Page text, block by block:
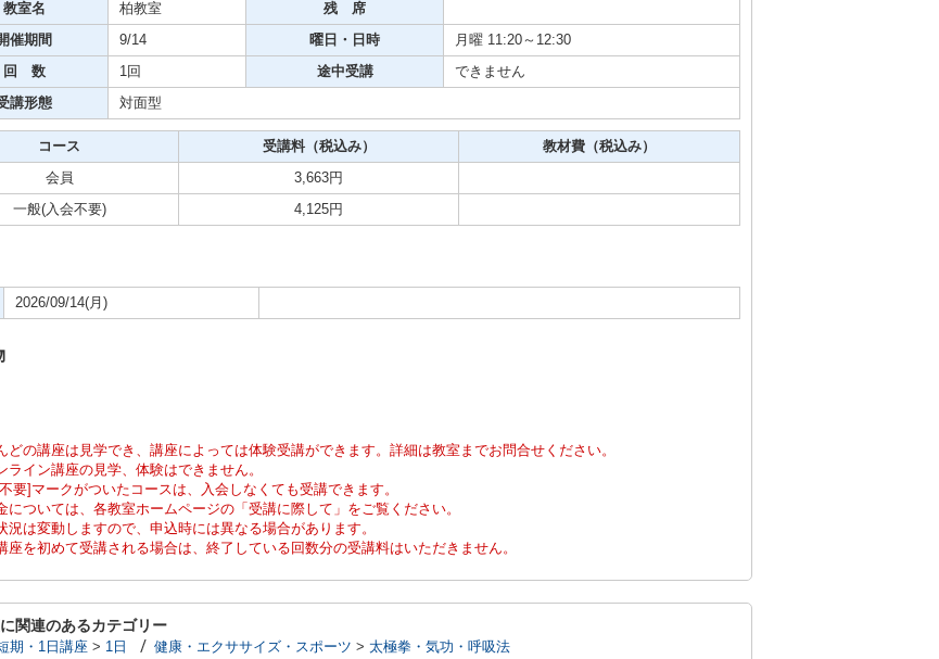
教室名 柏教室 残 席
催期間 9/14 曜日・日時 月曜 11:20～12:30
回 数 1回 途中受講 できません
講形態 対面型
コース 受講料（税込み） 教材費（税込み）
会員 3,663円
一般(入会不要) 4,125円
2026/09/14(月)
どの講座は見学でき、講座によっては体験受講ができます。詳細は教室までお問合せください。
ライン講座の見学、体験はできません。
不要]マークがついたコースは、入会しなくても受講できます。
については、各教室ホームページの「受講に際して」をご覧ください。
況は変動しますので、申込時には異なる場合があります。
座を初めて受講される場合は、終了している回数分の受講料はいただきません。
関連のあるカテゴリー
期・1日講座 > 1日 健康・エクササイズ・スポーツ > 太極拳・気功・呼吸法
フィー
イズ・スポーツ